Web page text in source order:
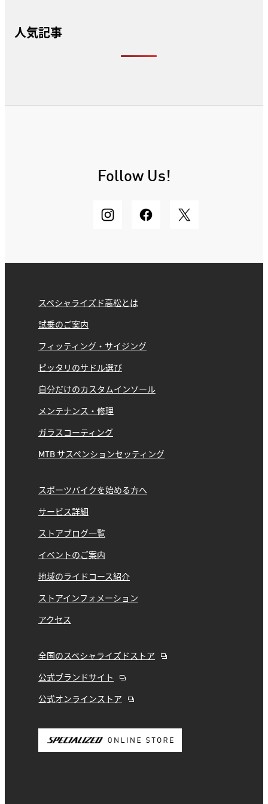
人気記事
Follow Us!
スペシャライズド高松とは
試乗のご案内
フィッティング・サイジング
ピッタリのサドル選び
自分だけのカスタムインソール
メンテナンス・修理
ガラスコーティング
MTB サスペンションセッティング
スポーツバイクを始める方へ
サービス詳細
ストアブログ一覧
イベントのご案内
地域のライドコース紹介
ストアインフォメーション
アクセス
全国のスペシャライズドストア
公式ブランドサイト
公式オンラインストア